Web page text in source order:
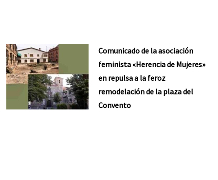
Comunicado de la asociación
feminista «Herencia de Mujeres»
en repulsa a la feroz
remodelación de la plaza del
Convento